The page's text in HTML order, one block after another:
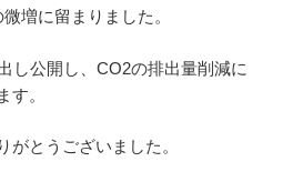
増に留まりました。
し公開し、CO2の排出量削減に
す。
がとうございました。